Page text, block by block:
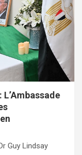
Guy Lindsay